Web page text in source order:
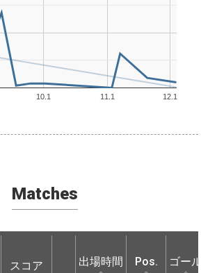
10.1 11.1 12.1
Matches
スコア 出場時間 Pos. ゴー